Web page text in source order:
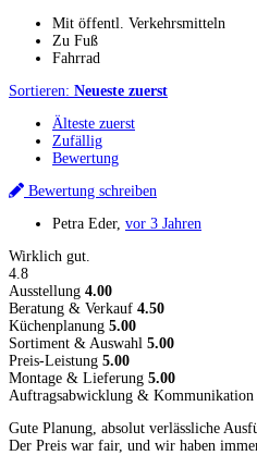
Mit öffentl. Verkehrsmitteln
Zu Fuß
Fahrrad
Sortieren: Neueste zuerst
Älteste zuerst
Zufällig
Bewertung
Bewertung schreiben
Petra Eder, vor 3 Jahren
Wirklich gut.
4.8
Ausstellung 4.00
Beratung & Verkauf 4.50
Küchenplanung 5.00
Sortiment & Auswahl 5.00
Preis-Leistung 5.00
Montage & Lieferung 5.00
Auftragsabwicklung & Kommunikation
Gute Planung, absolut verlässliche
Der Preis war fair, und wir haben